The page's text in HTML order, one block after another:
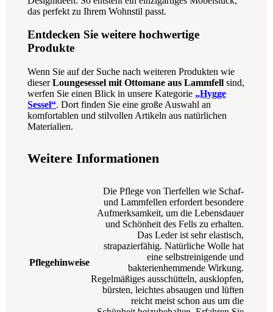
das perfekt zu Ihrem Wohnstil passt.
Entdecken Sie weitere hochwertige
Produkte
Wenn Sie auf der Suche nach weiteren Produkten wie
dieserLoungesessel mit Ottomane aus Lammfell sind,
werfen Sie einen Blick in unsere Kategorie „Hygge
Sessel“. Dort finden Sie eine große Auswahl an
komfortablen und stilvollen Artikeln aus natürlichen
Materialien.
Weitere Informationen
Pflegehinweise
Die Pflege von Tierfellen wie Schaf-
und Lammfellen erfordert besondere
Aufmerksamkeit, um die Lebensdauer
und Schönheit des Fells zu erhalten.
Das Leder ist sehr elastisch,
strapazierfähig. Natürliche Wolle hat
eine selbstreinigende und
bakterienhemmende Wirkung.
Regelmäßiges ausschütteln, ausklopfen,
bürsten, leichtes absaugen und lüften
reicht meist schon aus um die